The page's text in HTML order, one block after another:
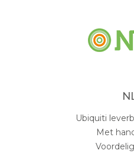
Ubiquiti
Met